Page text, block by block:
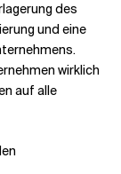
des
und eine
wirklich
auf alle